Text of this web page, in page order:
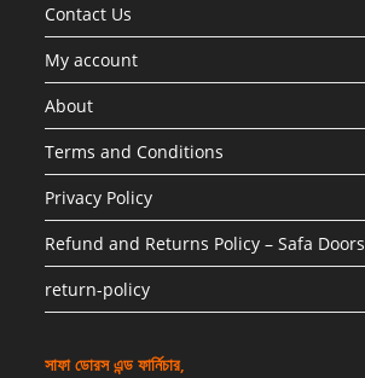
Contact Us
My account
About
Terms and Conditions
Privacy Policy
Refund and Returns Policy – Safa Doors
return-policy
সাফা ডোরস এন্ড ফার্নিচার,